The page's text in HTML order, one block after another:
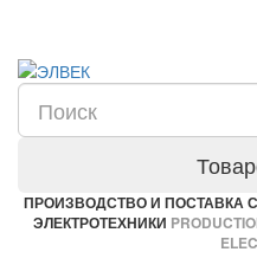
ПРОИЗВОДСТВО И ПОСТАВКА
ЭЛЕКТРОТЕХНИКИ